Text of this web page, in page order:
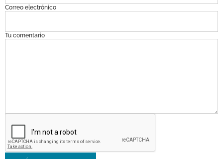
Correo electrónico
Tu comentario